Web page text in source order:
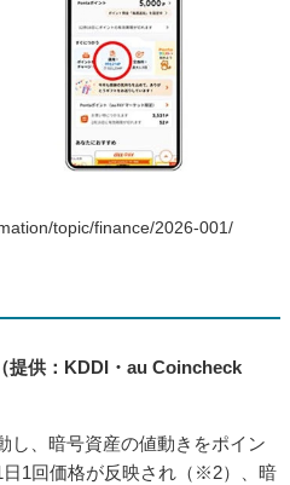
topic/finance/2026-001/
提供：KDDI・au Coincheck
し、暗号資産の値動きをポイン
日1回価格が反映され（※2）、暗